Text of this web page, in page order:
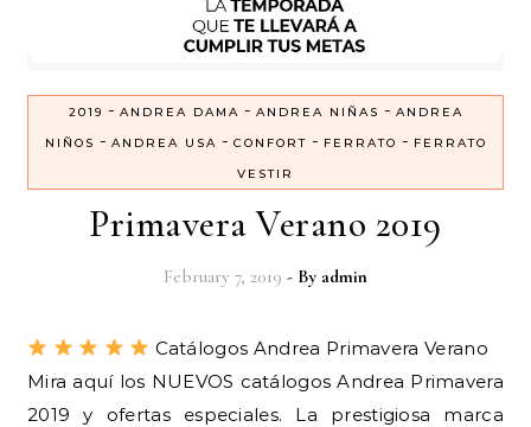
2019 - ANDREA DAMA - ANDREA NIÑAS - ANDREA
NIÑOS - ANDREA USA - CONFORT - FERRATO - FERRATO
VESTIR
Primavera Verano 2019
February 7, 2019 - By admin
Catálogos Andrea Primavera Verano
Mira aquí los NUEVOS catálogos Andrea Primavera
2019 y ofertas especiales. La prestigiosa marca